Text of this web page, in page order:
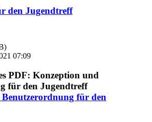
den Jugendtreff
07:09
für den